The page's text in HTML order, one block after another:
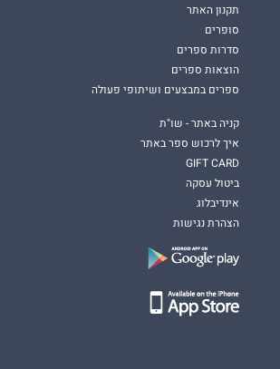
תקנון האתר
סופרים
סדרות ספרים
הוצאות ספרים
ספרים במבצעים ושיתופי פעולה
קניה באתר - שו"ת
איך לרכוש ספר באתר
GIFT CARD
ביטול עסקה
אינדיבלוג
הצהרת נגישות